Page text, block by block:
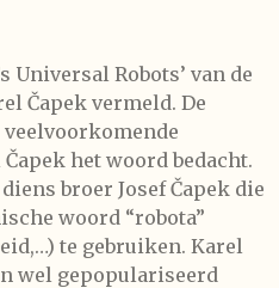
Universal Robots’ van de
Čapek vermeld. De
het woord bedacht.
broer Josef Čapek die
woord “robota”
te gebruiken. Karel
wel gepopulariseerd